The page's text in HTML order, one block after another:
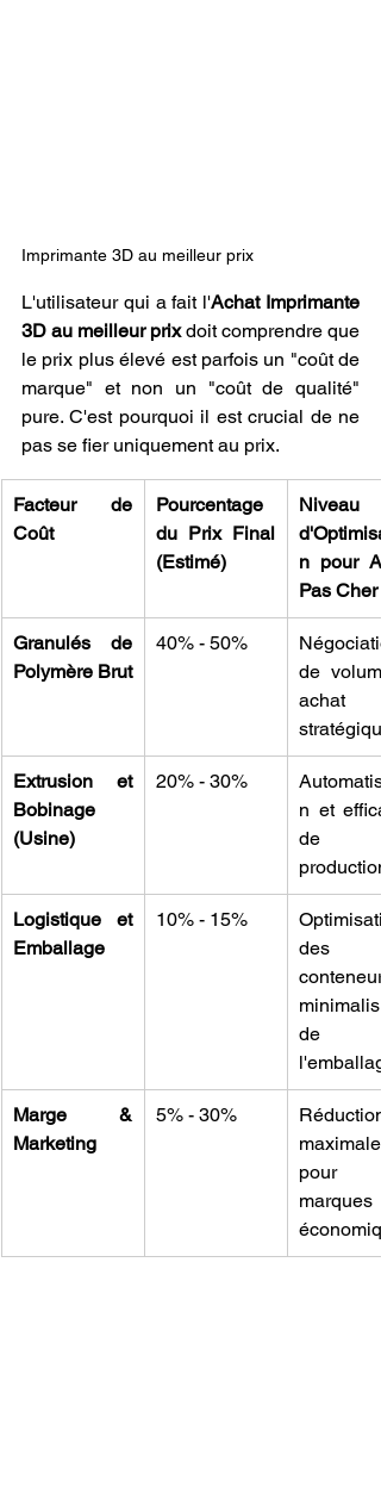
Imprimante 3D au meilleur prix
L'utilisateur qui a fait l'Achat Imprimante
3D au meilleur prix doit comprendre que
le prix plus élevé est parfois un "coût de
marque" et non un "coût de qualité"
pure. C'est pourquoi il est crucial de ne
pas se fier uniquement au prix.
Facteur de
Coût
Pourcentage
du Prix Final
(Estimé)
Niveau
n pour
Pas Cher
Granulés de
Polymère Brut
40% - 50%
de
achat
Extrusion et
Bobinage
(Usine)
20% - 30%
n et
de
production.
Logistique et
Emballage
10% - 15%
des
de
Marge &
Marketing
5% - 30%
Réduction
maximale
pour
marques